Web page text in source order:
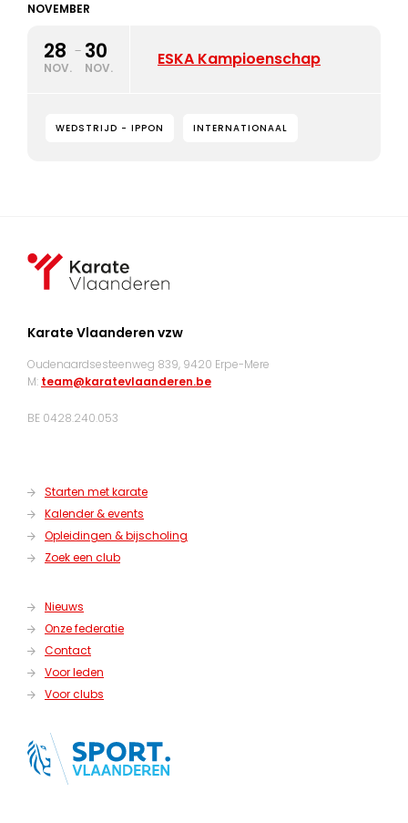
NOVEMBER
28
NOV.
- 30
NOV. ESKA Kampioenschap
WEDSTRIJD - IPPON INTERNATIONAAL
Karate Vlaanderen vzw
Oudenaardsesteenweg 839, 9420 Erpe-Mere
M: team@karatevlaanderen.be
BE 0428.240.053
Starten met karate
Kalender & events
Opleidingen & bijscholing
Zoek een club
Nieuws
Onze federatie
Contact
Voor leden
Voor clubs